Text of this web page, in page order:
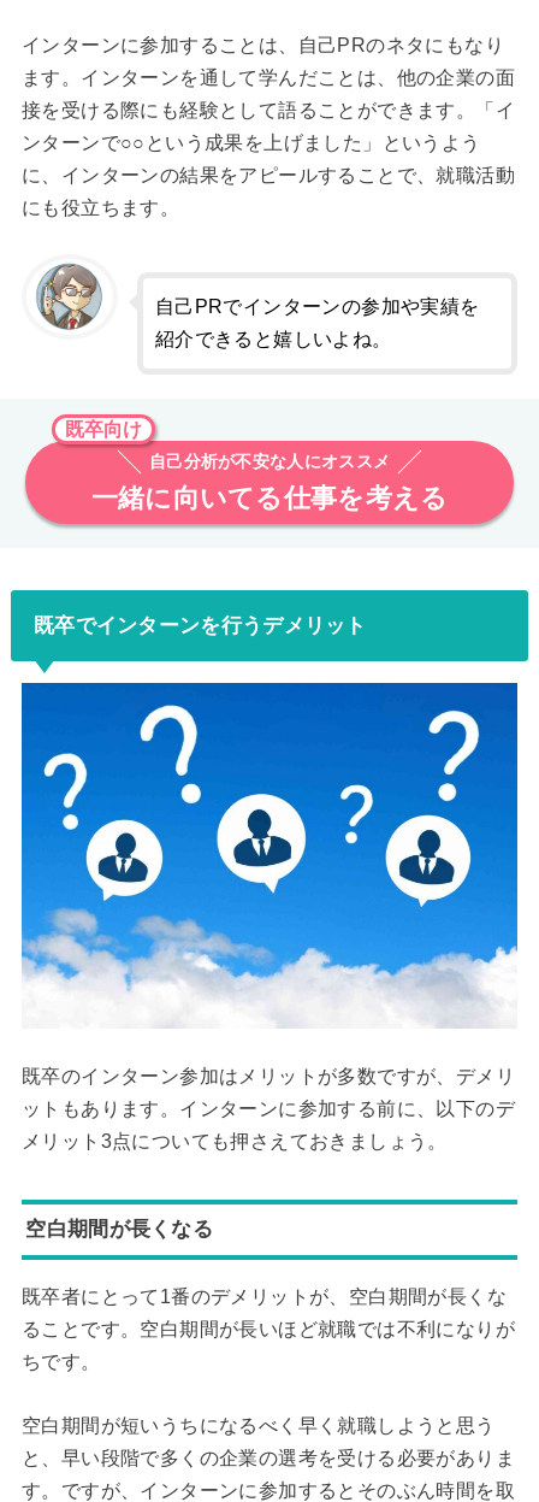
インターンに参加することは、自己PRのネタにもなり
ます。インターンを通して学んだことは、他の企業の面
接を受ける際にも経験として語ることができます。「イ
ンターンで○○という成果を上げました」というよう
に、インターンの結果をアピールすることで、就職活動
にも役立ちます。
自己PRでインターンの参加や実績を
紹介できると嬉しいよね。
既卒向け
自己分析が不安な人にオススメ
一緒に向いてる仕事を考える
既卒でインターンを行うデメリット
既卒のインターン参加はメリットが多数ですが、デメリ
ットもあります。インターンに参加する前に、以下のデ
メリット3点についても押さえておきましょう。
空白期間が長くなる
既卒者にとって1番のデメリットが、空白期間が長くな
ることです。空白期間が長いほど就職では不利になりが
ちです。
空白期間が短いうちになるべく早く就職しようと思う
と、早い段階で多くの企業の選考を受ける必要がありま
す。ですが、インターンに参加するとそのぶん時間を取